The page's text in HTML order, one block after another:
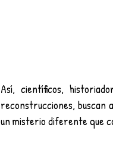
Así, científicos,
reconstrucciones, buscan
un misterio diferente que